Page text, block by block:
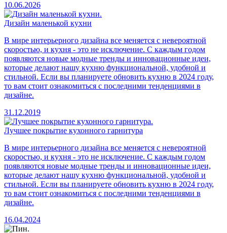
10.06.2026
Дизайн маленькой кухни
В мире интерьерного дизайна все меняется с невероятной
скоростью, и кухня - это не исключение. С каждым годом
появляются новые модные тренды и инновационные идеи,
которые делают нашу кухню функциональной, удобной и
стильной. Если вы планируете обновить кухню в 2024 году,
то вам стоит ознакомиться с последними тенденциями в
дизайне.
31.12.2019
Лучшее покрытие кухонного гарнитура
В мире интерьерного дизайна все меняется с невероятной
скоростью, и кухня - это не исключение. С каждым годом
появляются новые модные тренды и инновационные идеи,
которые делают нашу кухню функциональной, удобной и
стильной. Если вы планируете обновить кухню в 2024 году,
то вам стоит ознакомиться с последними тенденциями в
дизайне.
16.04.2024